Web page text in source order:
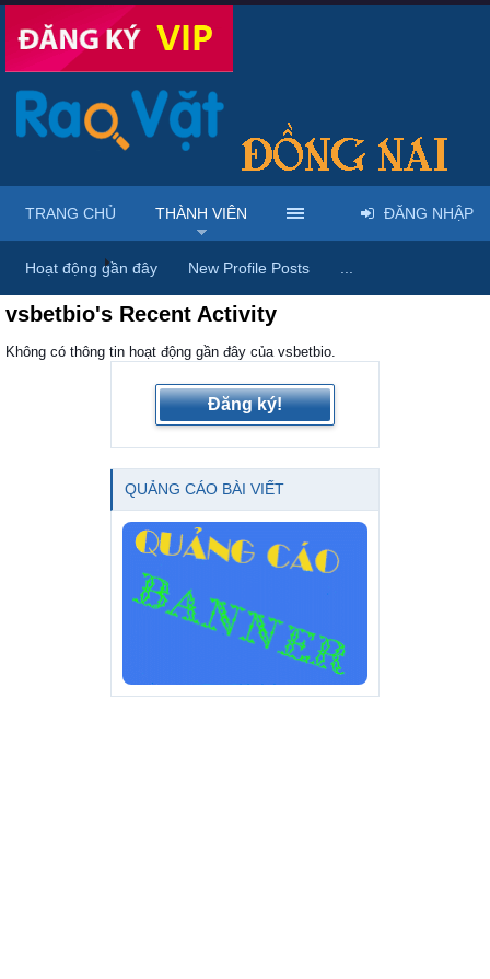
Trang chủ Thành viên
vsbetbio's Recent Activity
Không có thông tin hoạt động gần đây của vsbetbio.
Đăng ký!
QUẢNG CÁO BÀI VIẾT
TRANG CHỦ THÀNH VIÊN
Hoạt động gần đây New Profile Posts
ĐĂNG NHẬP